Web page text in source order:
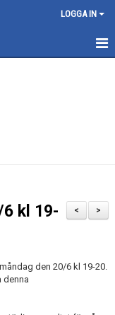
LOGGA IN
>
<
kl 19-
den 20/6 kl 19-20.
denna